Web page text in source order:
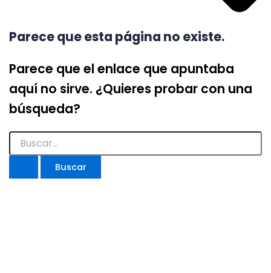
Parece que esta página no existe.
Parece que el enlace que apuntaba
aquí no sirve. ¿Quieres probar con una
búsqueda?